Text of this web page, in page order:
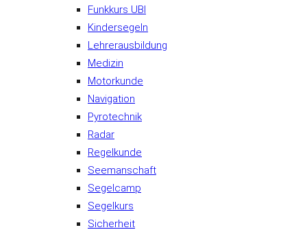
Funkkurs UBI
Kindersegeln
Lehrerausbildung
Medizin
Motorkunde
Navigation
Pyrotechnik
Radar
Regelkunde
Seemanschaft
Segelcamp
Segelkurs
Sicherheit